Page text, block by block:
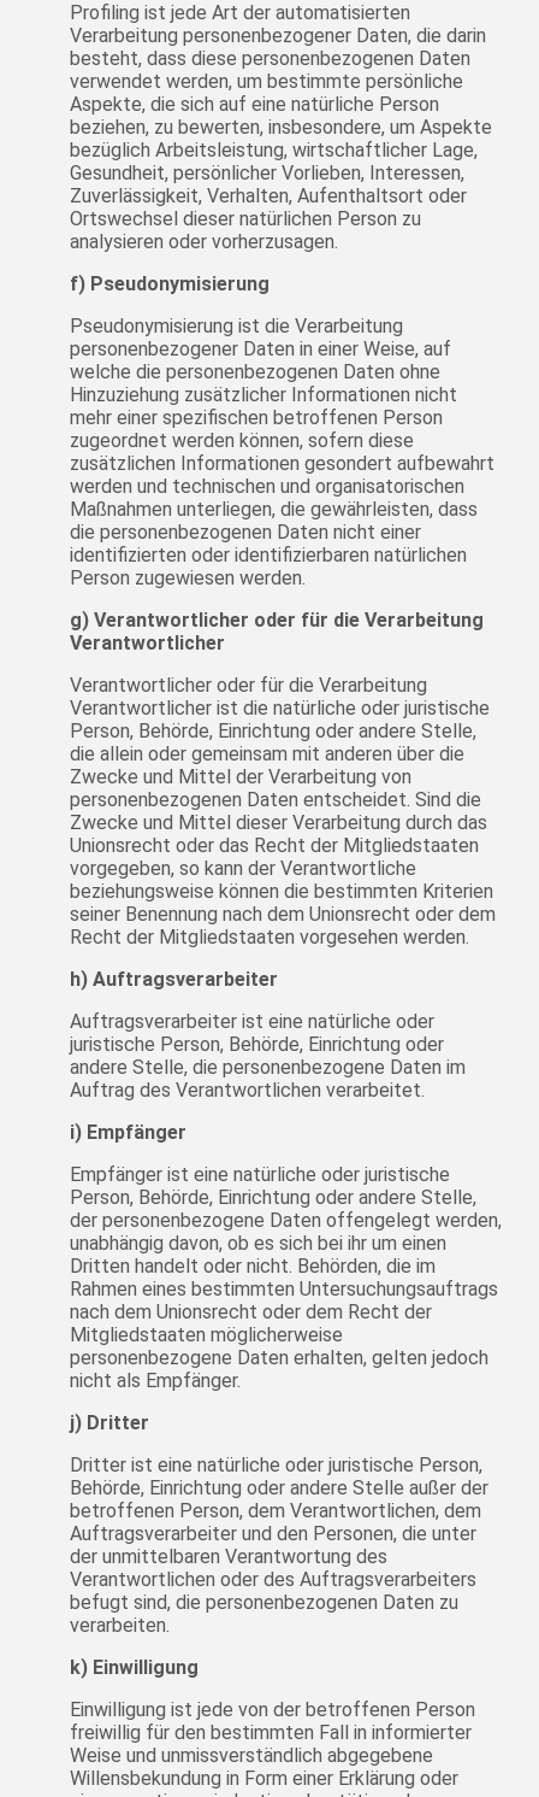
Profiling ist jede Art der automatisierten
Verarbeitung personenbezogener Daten, die darin
besteht, dass diese personenbezogenen Daten
verwendet werden, um bestimmte persönliche
Aspekte, die sich auf eine natürliche Person
beziehen, zu bewerten, insbesondere, um Aspekte
bezüglich Arbeitsleistung, wirtschaftlicher Lage,
Gesundheit, persönlicher Vorlieben, Interessen,
Zuverlässigkeit, Verhalten, Aufenthaltsort oder
Ortswechsel dieser natürlichen Person zu
analysieren oder vorherzusagen.
f) Pseudonymisierung
Pseudonymisierung ist die Verarbeitung
personenbezogener Daten in einer Weise, auf
welche die personenbezogenen Daten ohne
Hinzuziehung zusätzlicher Informationen nicht
mehr einer spezifischen betroffenen Person
zugeordnet werden können, sofern diese
zusätzlichen Informationen gesondert aufbewahrt
werden und technischen und organisatorischen
Maßnahmen unterliegen, die gewährleisten, dass
die personenbezogenen Daten nicht einer
identifizierten oder identifizierbaren natürlichen
Person zugewiesen werden.
g) Verantwortlicher oder für die Verarbeitung
Verantwortlicher
Verantwortlicher oder für die Verarbeitung
Verantwortlicher ist die natürliche oder juristische
Person, Behörde, Einrichtung oder andere Stelle,
die allein oder gemeinsam mit anderen über die
Zwecke und Mittel der Verarbeitung von
personenbezogenen Daten entscheidet. Sind die
Zwecke und Mittel dieser Verarbeitung durch das
Unionsrecht oder das Recht der Mitgliedstaaten
vorgegeben, so kann der Verantwortliche
beziehungsweise können die bestimmten Kriterien
seiner Benennung nach dem Unionsrecht oder dem
Recht der Mitgliedstaaten vorgesehen werden.
h) Auftragsverarbeiter
Auftragsverarbeiter ist eine natürliche oder
juristische Person, Behörde, Einrichtung oder
andere Stelle, die personenbezogene Daten im
Auftrag des Verantwortlichen verarbeitet.
i) Empfänger
Empfänger ist eine natürliche oder juristische
Person, Behörde, Einrichtung oder andere Stelle,
der personenbezogene Daten offengelegt werden,
unabhängig davon, ob es sich bei ihr um einen
Dritten handelt oder nicht. Behörden, die im
Rahmen eines bestimmten Untersuchungsauftrags
nach dem Unionsrecht oder dem Recht der
Mitgliedstaaten möglicherweise
personenbezogene Daten erhalten, gelten jedoch
nicht als Empfänger.
j) Dritter
Dritter ist eine natürliche oder juristische Person,
Behörde, Einrichtung oder andere Stelle außer der
betroffenen Person, dem Verantwortlichen, dem
Auftragsverarbeiter und den Personen, die unter
der unmittelbaren Verantwortung des
Verantwortlichen oder des Auftragsverarbeiters
befugt sind, die personenbezogenen Daten zu
verarbeiten.
k) Einwilligung
Einwilligung ist jede von der betroffenen Person
freiwillig für den bestimmten Fall in informierter
Weise und unmissverständlich abgegebene
Willensbekundung in Form einer Erklärung oder